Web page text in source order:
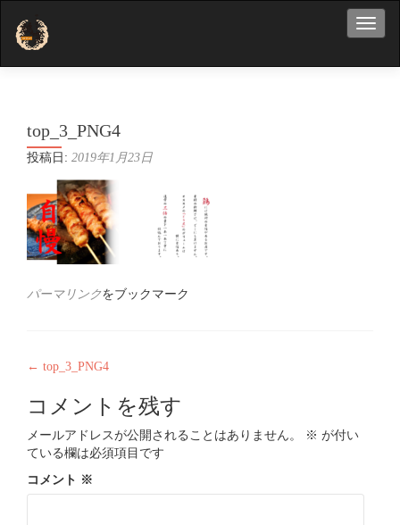
ナビ
top_3_PNG4
投稿日: 2019年1月23日
パーマリンクをブックマーク
投
稿
ナ
ビ
ゲ
← top_3_PNG4
コメントを残す
メールアドレスが公開されることはありません。 ※ が付い
ている欄は必須項目です
コメント ※